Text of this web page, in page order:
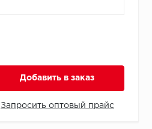
Добавить в заказ
Запросить оптовый прайс